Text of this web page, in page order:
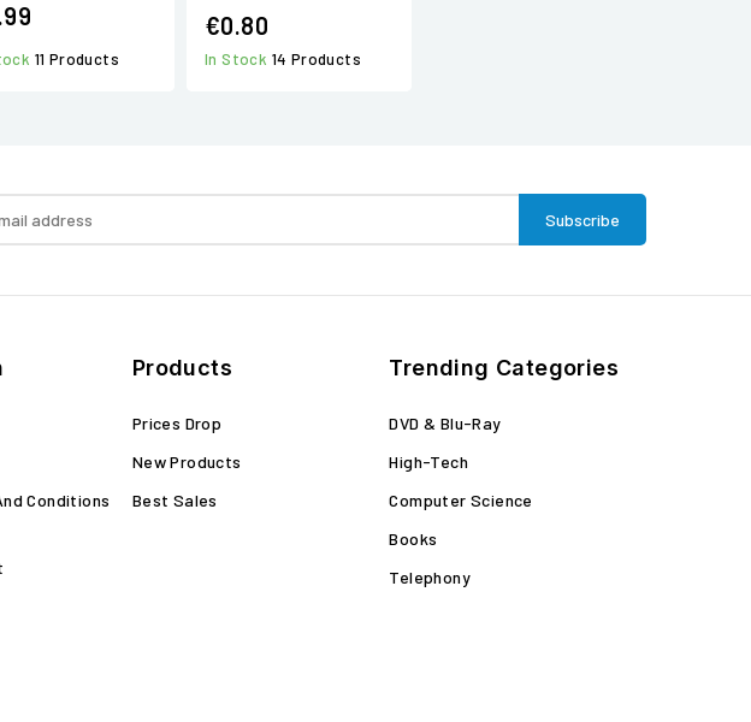
11 Products
€0.80
In Stock 14 Products
Conditions
Products
Prices Drop
New Products
Best Sales
Trending Categories
DVD & Blu-Ray
High-Tech
Computer Science
Books
Telephony